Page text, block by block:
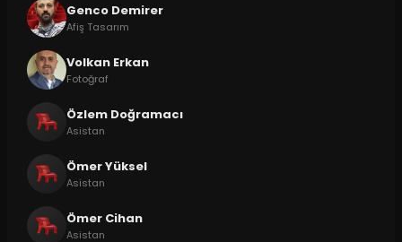
Genco Demirer
Afiş Tasarım
Volkan Erkan
Fotoğraf
Özlem Doğramacı
Asistan
Ömer Yüksel
Asistan
Ömer Cihan
Asistan